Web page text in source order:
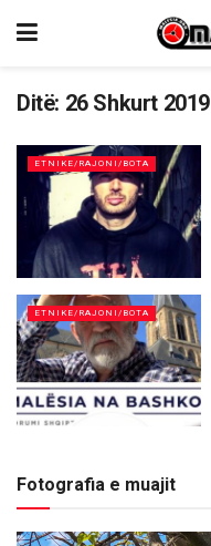
Ditë: 26 Shkurt 2019
ETNIKE/RAJONI/BOTA
ETNIKE/RAJONI/BOTA
Fotografia e muajit